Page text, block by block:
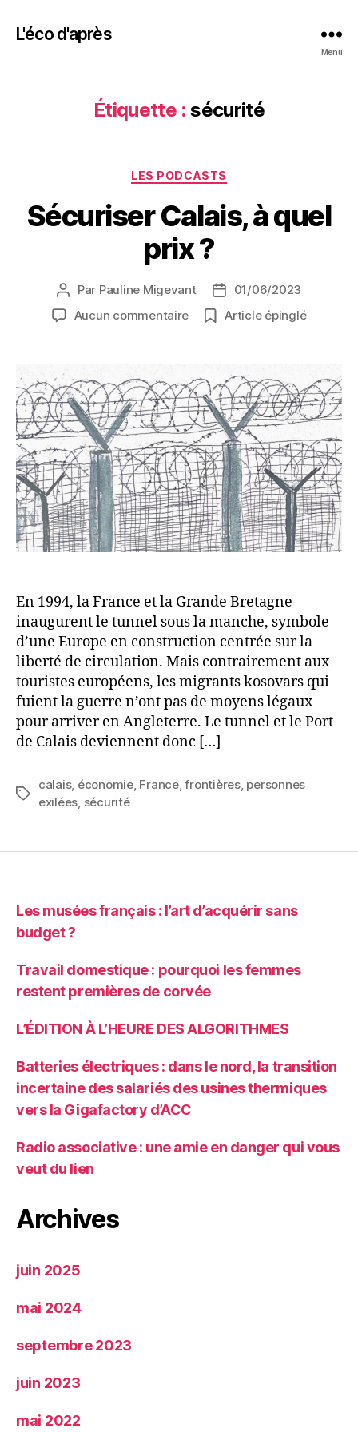
L'éco d'après
Menu
Étiquette : sécurité
Catégories
LES PODCASTS
Sécuriser Calais, à quel
prix ?
Auteur
de
Par Pauline Migevant
Date
de
01/06/2023
Aucun commentairesur
quel
prix
?
Article épinglé
En 1994, la France et la Grande Bretagne
inaugurent le tunnel sous la manche, symbole
d’une Europe en construction centrée sur la
liberté de circulation. Mais contrairement aux
touristes européens, les migrants kosovars qui
fuient la guerre n’ont pas de moyens légaux
pour arriver en Angleterre. Le tunnel et le Port
de Calais deviennent donc […]
Étiquettes
calais, économie, France,frontières, personnes
exilées, sécurité
Les musées français : l’art d’acquérir sans
budget ?
Travail domestique : pourquoi les femmes
restent premières de corvée
L’ÉDITION À L’HEURE DES ALGORITHMES
Batteries électriques : dans le nord, la transition
incertaine des salariés des usines thermiques
vers la Gigafactory d’ACC
Radio associative : une amie en danger qui vous
veut du lien
Archives
juin 2025
mai 2024
septembre 2023
juin 2023
mai 2022